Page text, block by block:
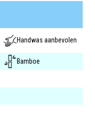
Handwas aanbevolen
Bamboe